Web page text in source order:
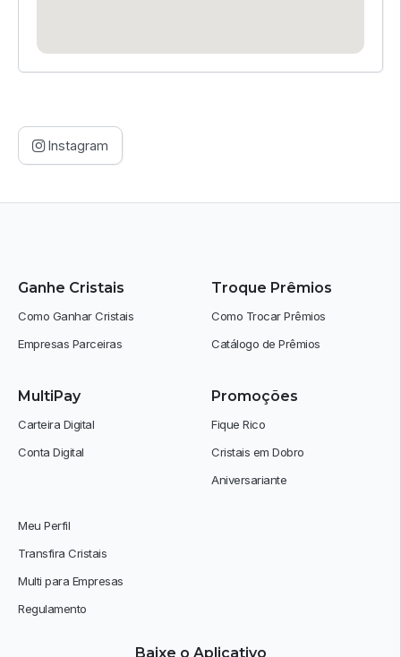
Instagram
Ganhe Cristais
Como Ganhar Cristais
Empresas Parceiras
MultiPay
Carteira Digital
Conta Digital
Troque Prêmios
Como Trocar Prêmios
Catálogo de Prêmios
Promoções
Fique Rico
Cristais em Dobro
Aniversariante
Meu Perfil
Transfira Cristais
Multi para Empresas
Regulamento
Baixe o Aplicativo